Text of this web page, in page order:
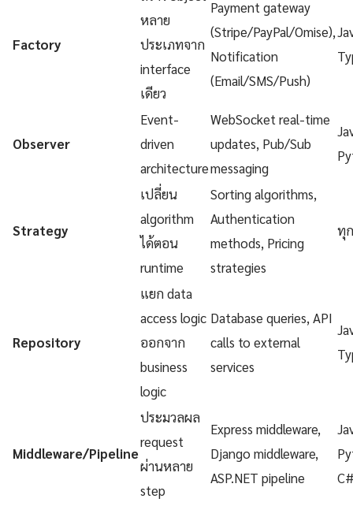
Factory
หลาย
ประเภทจาก
interface
เดียว
Payment gateway
(Stripe/PayPal/Omise),
Notification
(Email/SMS/Push)
Observer
Event-
driven
architecture
WebSocket real-time
updates, Pub/Sub
messaging
Strategy
เปลี่ยน
algorithm
ได้ตอน
runtime
Sorting algorithms,
Authentication
methods, Pricing
strategies
ทุ
Repository
แยก data
access logic
ออกจาก
business
logic
Database queries, API
calls to external
services
Middleware/Pipeline
ประมวลผล
request
ผ่านหลาย
step
Express middleware,
Django middleware,
ASP.NET pipeline